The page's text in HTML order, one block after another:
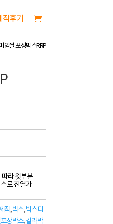
작후기
엄쌀 포장박스RRP
따라 윗부분
로 진열가
작,박스,박스디
장박스,칼라박